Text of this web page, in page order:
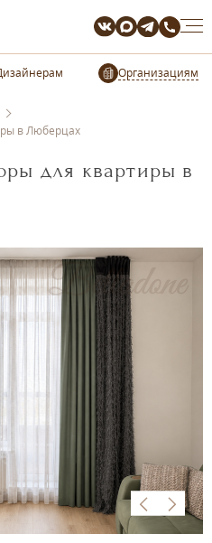
Организациям
в Люберцах
для квартиры в